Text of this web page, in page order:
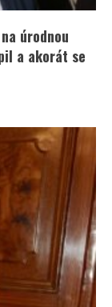
úrodnou
a akorát se